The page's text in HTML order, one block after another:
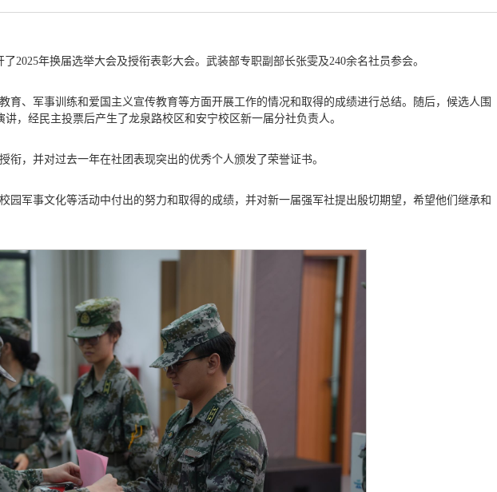
2025年换届选举大会及授衔表彰大会。武装部专职副部长张雯及240余名社员参会。
育、军事训练和爱国主义宣传教育等方面开展工作的情况和取得的成绩进行总结。随后，候选人围
，经民主投票后产生了龙泉路校区和安宁校区新一届分社负责人。
，并对过去一年在社团表现突出的优秀个人颁发了荣誉证书。
园军事文化等活动中付出的努力和取得的成绩，并对新一届强军社提出殷切期望，希望他们继承和